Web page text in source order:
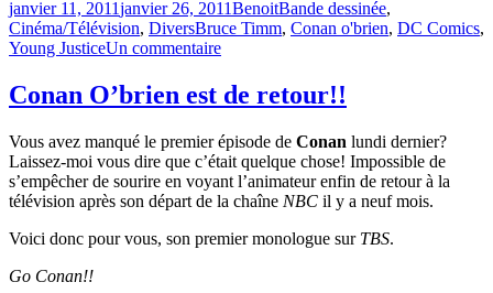
Publié
le
janvier 11, 2011janvier 26, 2011BenoitCatégories
Bande dessinée,
Cinéma/Télévision, DiversÉtiquettes
Bruce Timm, Conan o'brien, DC Comics,
Young JusticeUn commentairesur
Flaming
C
Young
Justice
Conan O’brien est de retour!!
Vous avez manqué le premier épisode de Conan lundi dernier?
Laissez-moi vous dire que c’était quelque chose! Impossible de
s’empêcher de sourire en voyant l’animateur enfin de retour à la
télévision après son départ de la chaîne NBC il y a neuf mois.
Voici donc pour vous, son premier monologue sur TBS.
Go Conan!!